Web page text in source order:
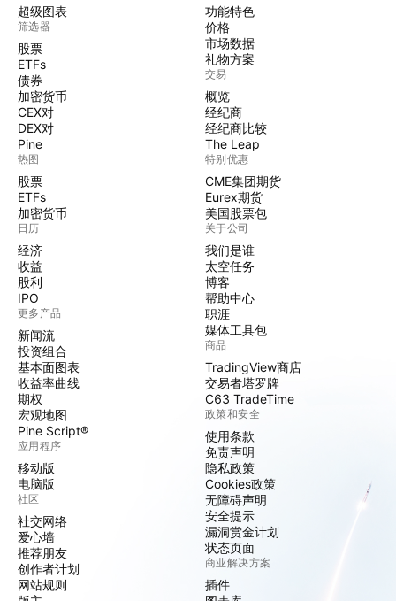
超级图表
筛选器
股票
ETFs
债券
加密货币
CEX对
DEX对
Pine
热图
股票
ETFs
加密货币
日历
经济
收益
股利
IPO
更多产品
新闻流
投资组合
基本面图表
收益率曲线
期权
宏观地图
Pine Script®
应用程序
移动版
电脑版
社区
社交网络
爱心墙
推荐朋友
创作者计划
网站规则
功能特色
价格
市场数据
礼物方案
交易
概览
经纪商
经纪商比较
The Leap
特别优惠
CME集团期货
Eurex期货
美国股票包
关于公司
我们是谁
太空任务
博客
帮助中心
职涯
媒体工具包
商品
TradingView商店
交易者塔罗牌
C63 TradeTime
政策和安全
使用条款
免责声明
隐私政策
Cookies政策
无障碍声明
安全提示
漏洞赏金计划
状态页面
商业解决方案
插件